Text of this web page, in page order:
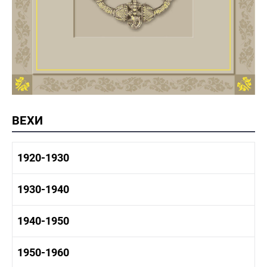
ВЕХИ
1920-1930
1920-1930 история
1930-1940
1930-1940 история
1940-1950
1940-1950 быт
1950-1960